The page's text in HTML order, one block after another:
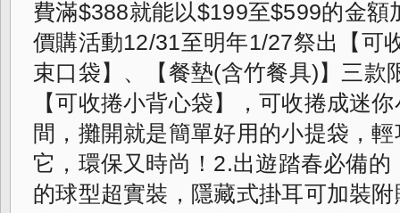
費滿$388就能以$199至$599的金額
價購活動12/31至明年1/27祭出【可
束口袋】、【餐墊(含竹餐具)】三款
【可收捲小背心袋】，可收捲成迷
間，攤開就是簡單好用的小提袋，
它，環保又時尚！2.出遊踏春必備的
的球型超實裝，隱藏式掛耳可加裝